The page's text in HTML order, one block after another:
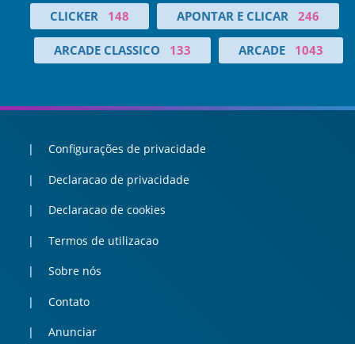
CLICKER 148 APONTAR E CLICAR 246
ARCADE CLASSICO 133 ARCADE 1043
Configurações de privacidade
Declaracao de privacidade
Declaracao de cookies
Termos de utilizacao
Sobre nós
Contato
Anunciar